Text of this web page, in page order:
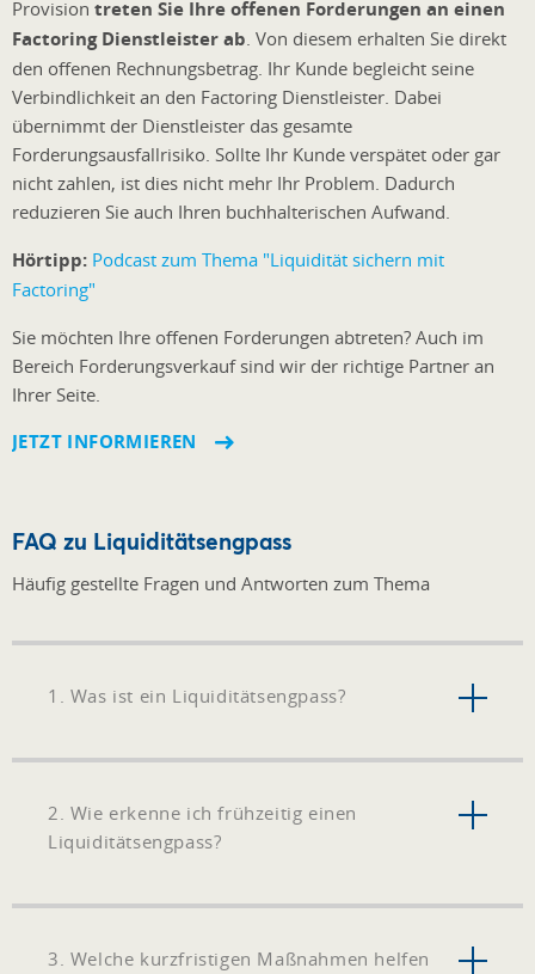
Provision treten Sie Ihre offenen Forderungen an einen
Factoring Dienstleister ab. Von diesem erhalten Sie direkt
den offenen Rechnungsbetrag. Ihr Kunde begleicht seine
Verbindlichkeit an den Factoring Dienstleister. Dabei
übernimmt der Dienstleister das gesamte
Forderungsausfallrisiko. Sollte Ihr Kunde verspätet oder gar
nicht zahlen, ist dies nicht mehr Ihr Problem. Dadurch
reduzieren Sie auch Ihren buchhalterischen Aufwand.
Hörtipp: Podcast zum Thema "Liquidität sichern mit
Factoring"
Sie möchten Ihre offenen Forderungen abtreten? Auch im
Bereich Forderungsverkauf sind wir der richtige Partner an
Ihrer Seite.
JETZT INFORMIEREN
FAQ zu Liquiditätsengpass
Häufig gestellte Fragen und Antworten zum Thema
1. Was ist ein Liquiditätsengpass?
2. Wie erkenne ich frühzeitig einen
Liquiditätsengpass?
3. Welche kurzfristigen Maßnahmen helfen